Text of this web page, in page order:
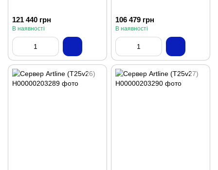
121 440 грн
В наявності
106 479 грн
В наявності